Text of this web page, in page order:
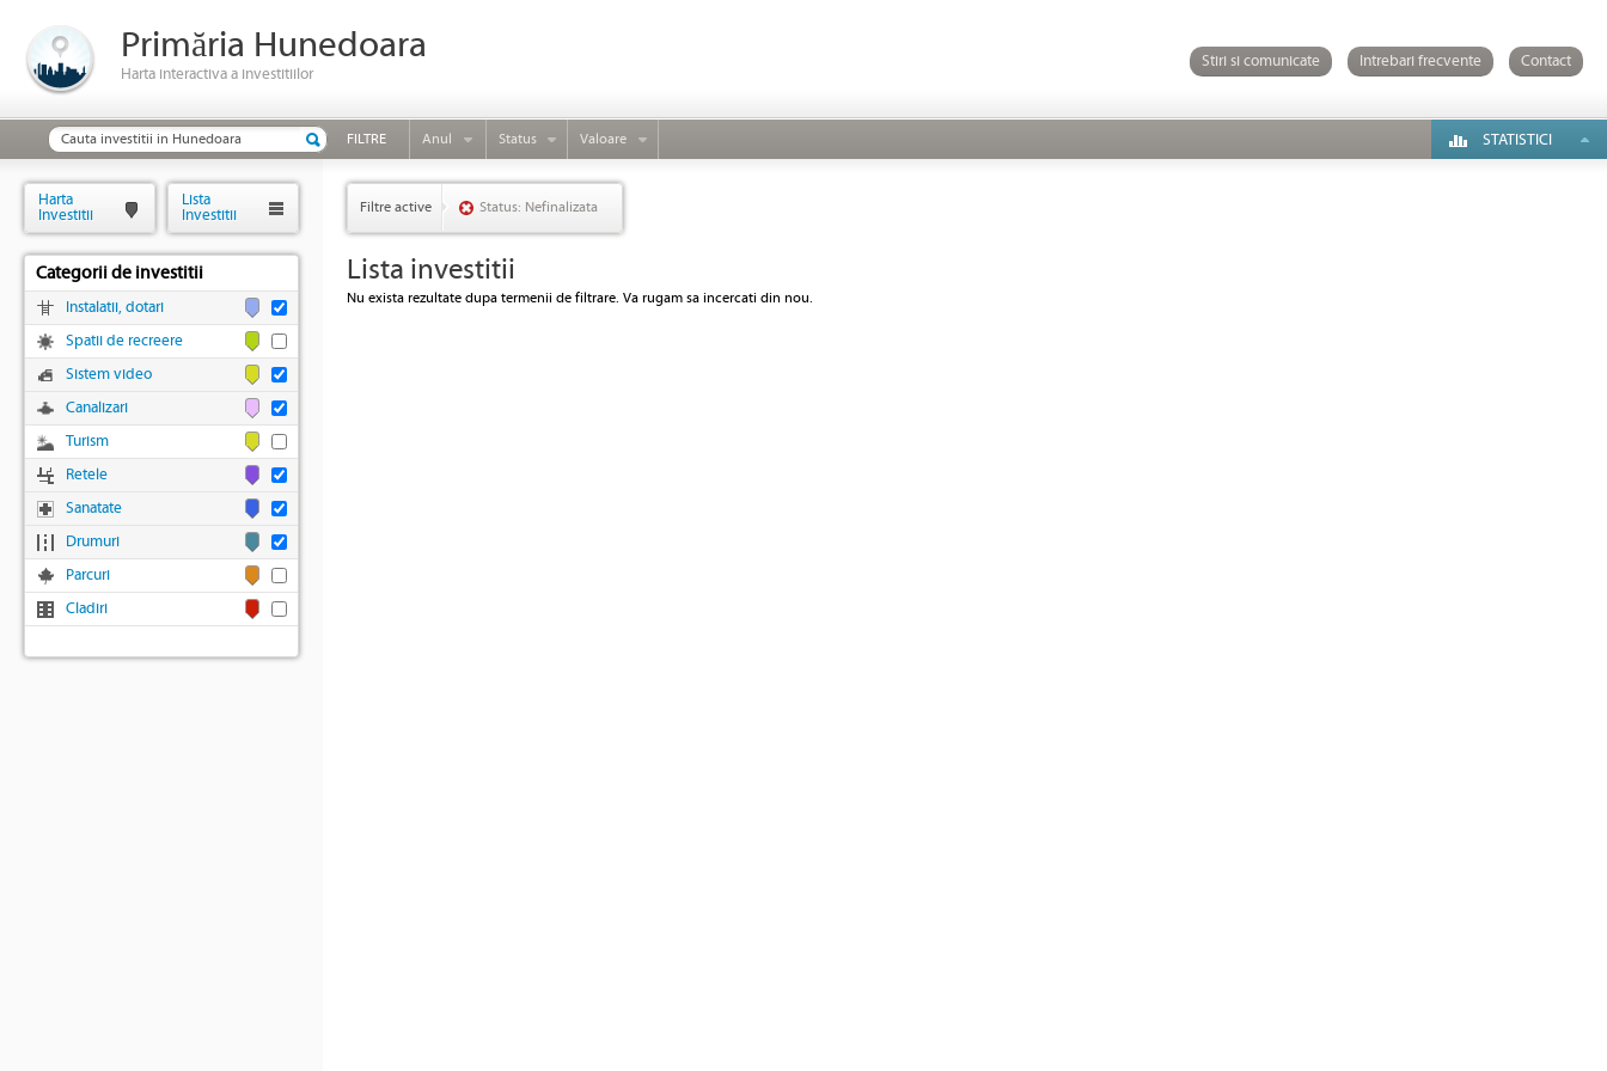
Primăria Hunedoara
Harta interactiva a investitiilor
Stiri si comunicate Intrebari frecvente Contact
FILTRE Anul Status Valoare STATISTICI
Filtre active Status: Nefinalizata
Lista investitii
Nu exista rezultate dupa termenii de filtrare. Va rugam sa incercati din nou.
Harta
Investitii
Lista
Investitii
Categorii de investitii
Instalatii, dotari
Spatii de recreere
Sistem video
Canalizari
Turism
Retele
Sanatate
Drumuri
Parcuri
Cladiri